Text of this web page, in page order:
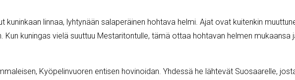
kuninkaan linnaa, lyhtynään salaperäinen hohtava helmi. Ajat ovat kuitenkin
Kun kuningas vielä suuttuu Mestaritontulle, tämä ottaa hohtavan helmen mukaansa
Kyöpelinvuoren entisen hovinoidan. Yhdessä he lähtevät Suosaarelle,